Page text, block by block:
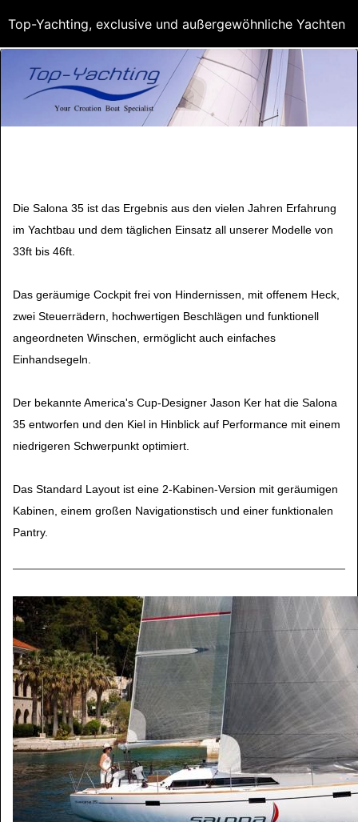
Die Salona 35 ist das Ergebnis aus den vielen Jahren Erfahrung
im Yachtbau und dem täglichen Einsatz all unserer Modelle von
33ft bis 46ft.
Das geräumige Cockpit frei von Hindernissen, mit offenem Heck,
zwei Steuerrädern, hochwertigen Beschlägen und funktionell
angeordneten Winschen, ermöglicht auch einfaches
Einhandsegeln.
Der bekannte America's Cup-Designer Jason Ker hat die Salona
35 entworfen und den Kiel in Hinblick auf Performance mit einem
niedrigeren Schwerpunkt optimiert.
Das Standard Layout ist eine 2-Kabinen-Version mit geräumigen
Kabinen, einem großen Navigationstisch und einer funktionalen
Pantry.
Top-Yachting, exclusive und außergewöhnliche Yachten